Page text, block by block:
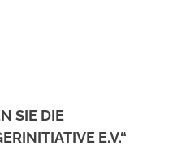
SIE DIE
E.V.“